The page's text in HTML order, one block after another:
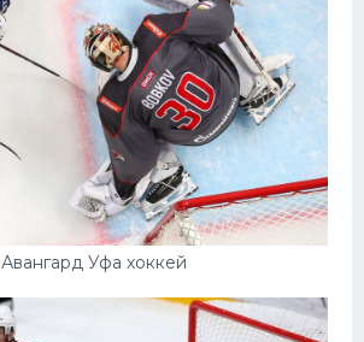
Авангард Уфа хоккей